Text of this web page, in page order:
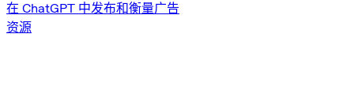
在 ChatGPT 中发布和衡量广告
资源